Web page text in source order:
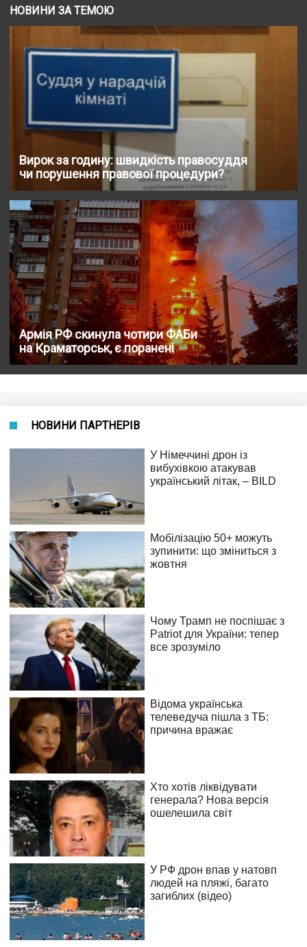
НОВИНИ ЗА ТЕМОЮ
Вирок за годину: швидкість правосуддя
чи порушення правової процедури?
Армія РФ скинула чотири ФАБи
на Краматорськ, є поранені
НОВИНИ ПАРТНЕРІВ